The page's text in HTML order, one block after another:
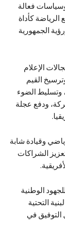
فعالة
كأداة
الجمهورية
الإعلام
القيم
وتسليط الضوء
ودفع عجلة
وقيادة شابة
الشراكات
الوطنية
التحتية
التوفيق في